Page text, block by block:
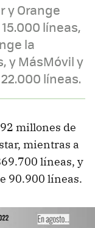
y Orange
líneas,
la
y MásMóvil y
líneas.
millones de
mientras a
líneas, y
90.900 líneas.